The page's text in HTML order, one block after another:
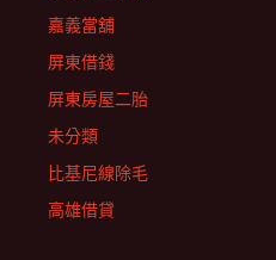
嘉義當舖
屏東借錢
屏東房屋二胎
未分類
比基尼線除毛
高雄借貸